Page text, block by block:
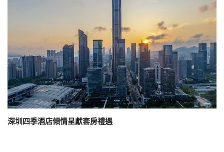
深圳四季酒店傾情呈獻套房禮遇